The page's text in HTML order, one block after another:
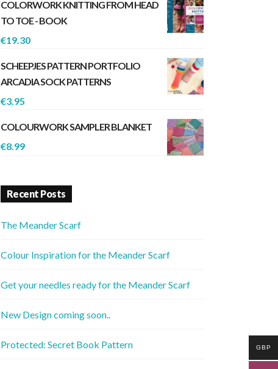
COLORWORK KNITTING FROM HEAD
TO TOE - BOOK
€19.30
SCHEEPJES PATTERN PORTFOLIO
ARCADIA SOCK PATTERNS
€3.95
COLOURWORK SAMPLER BLANKET
€8.99
Recent Posts
The Meander Scarf
Colour Inspiration for the Meander Scarf
Get your needles ready for the Meander Scarf
New Design coming soon..
Protected: Secret Book Pattern GBP